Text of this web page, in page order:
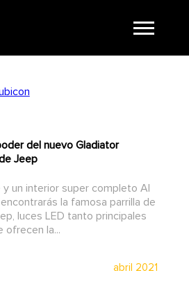
del nuevo Gladiator
Jeep
un interior super completo Al
la famosa parrilla de
luces LED tanto principales
ofrecen la...
abril 2021